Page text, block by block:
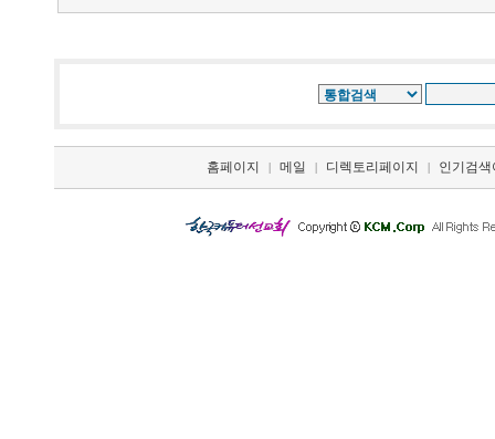
홈페이지 | 메일 | 디렉토리페이지 | 인기검색